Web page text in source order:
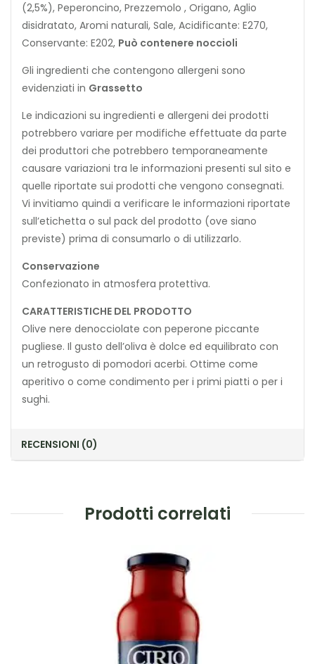
(2,5%), Peperoncino, Prezzemolo , Origano, Aglio
disidratato, Aromi naturali, Sale, Acidificante: E270,
Conservante: E202, Può contenere noccioli
Gli ingredienti che contengono allergeni sono
evidenziati in Grassetto
Le indicazioni su ingredienti e allergeni dei prodotti
potrebbero variare per modifiche effettuate da parte
dei produttori che potrebbero temporaneamente
causare variazioni tra le informazioni presenti sul sito e
quelle riportate sui prodotti che vengono consegnati.
Vi invitiamo quindi a verificare le informazioni riportate
sull’etichetta o sul pack del prodotto (ove siano
previste) prima di consumarlo o di utilizzarlo.
Conservazione
Confezionato in atmosfera protettiva.
CARATTERISTICHE DEL PRODOTTO
Olive nere denocciolate con peperone piccante
pugliese. Il gusto dell’oliva è dolce ed equilibrato con
un retrogusto di pomodori acerbi. Ottime come
aperitivo o come condimento per i primi piatti o per i
sughi.
RECENSIONI (0)
Prodotti correlati